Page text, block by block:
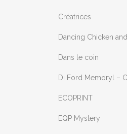
Créatrices
Dancing Chicken
Dans le coin
Di Ford Memoryl –
ECOPRINT
EQP Mystery